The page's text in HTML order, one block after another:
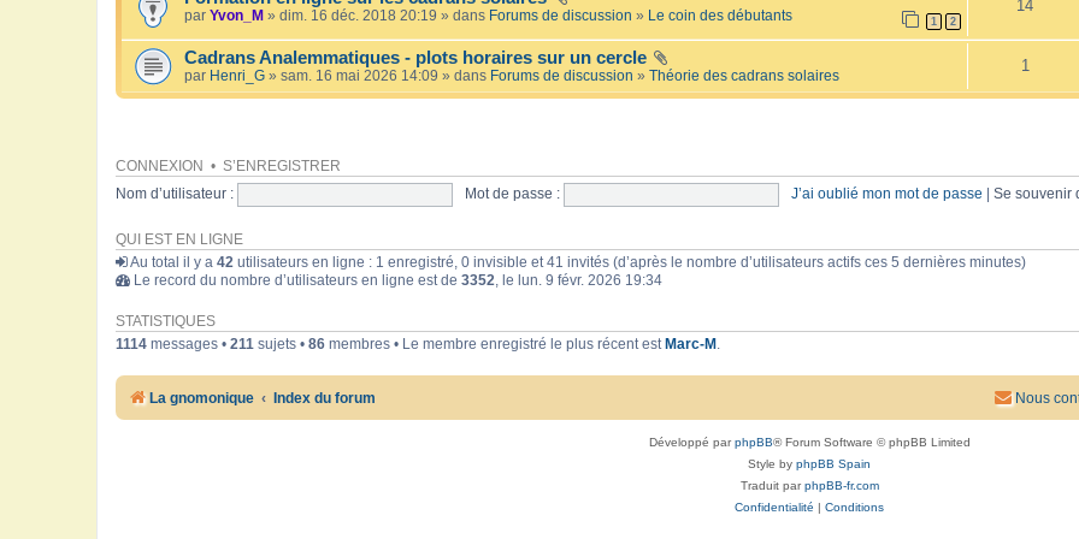
i
l
e
l
a
i
s
1 2
par Yvon_M » dim. 16 déc. 2018 20:19 » dans Forums de discussion » Le coin des débutants
14
Cadrans Analemmatiques - plots horaires sur un cercle
par Henri_G » sam. 16 mai 2026 14:09 » dans Forums de discussion » Théorie des cadrans solaires
1
CONNEXION • S’ENREGISTRER
Nom d’utilisateur : Mot de passe : J’ai oublié mon mot de passe Se souvenir
QUI EST EN LIGNE
Au total il y a 42 utilisateurs en ligne : 1 enregistré, 0 invisible et 41 invités (d’après le nombre d’utilisateurs actifs ces 5 dernières minutes)
Le record du nombre d’utilisateurs en ligne est de 3352 , le lun. 9 févr. 2026 19:34
STATISTIQUES
1114 messages • 211 sujets • 86 membres • Le membre enregistré le plus récent est Marc-M
La gnomonique Index du forum Nous
Développé parphpBB® Forum Software © phpBB Limited
Style by phpBB Spain
Traduit parphpBB-fr.com
Confidentialité | Conditions